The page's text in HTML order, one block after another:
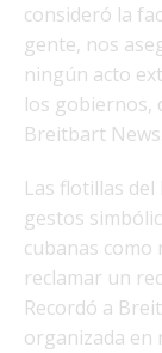
consideró la
gente, nos
ningún acto
los gobiernos,
Breitbart News.
Las flotillas
gestos
cubanas como
reclamar un
Recordó a
organizada en